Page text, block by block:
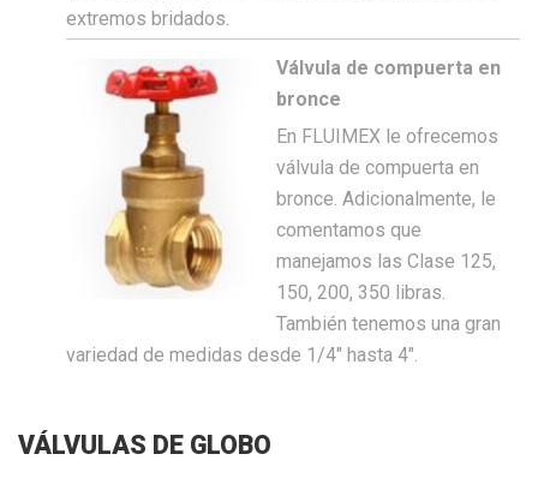
extremos bridados.
Válvula de compuerta en
bronce
En FLUIMEX le ofrecemos
válvula de compuerta en
bronce. Adicionalmente, le
comentamos que
manejamos las Clase 125,
150, 200, 350 libras.
También tenemos una gran
variedad de medidas desde 1/4″ hasta 4″.
VÁLVULAS DE GLOBO